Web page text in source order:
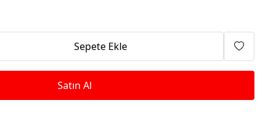
Sepete Ekle
Satın Al